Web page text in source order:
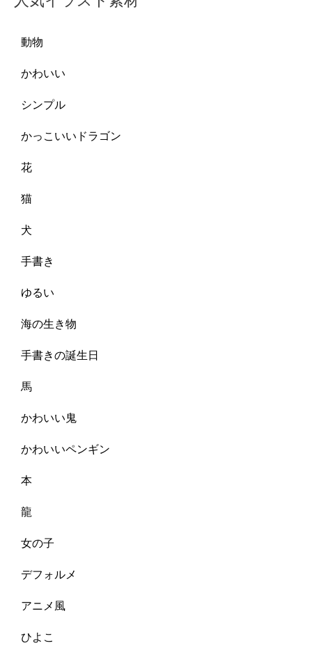
動物
かわいい
シンプル
かっこいいドラゴン
花
猫
犬
手書き
ゆるい
海の生き物
手書きの誕生日
馬
かわいい鬼
かわいいペンギン
本
龍
女の子
デフォルメ
アニメ風
ひよこ